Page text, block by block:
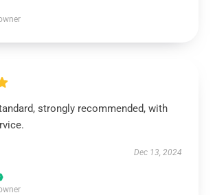
strongly recommended, with
Dec 13, 2024